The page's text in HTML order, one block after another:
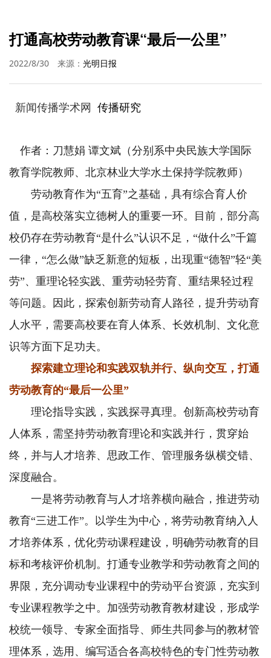
打通高校劳动教育课“最后一公里”
2022/8/30 来源： 光明日报
新闻传播学术网 传播研究
作者：刀慧娟 谭文斌（分别系中央民族大学国际
教育学院教师、北京林业大学水土保持学院教师）
劳动教育作为“五育”之基础，具有综合育人价
值，是高校落实立德树人的重要一环。目前，部分高
校仍存在劳动教育“是什么”认识不足，“做什么”千篇
一律，“怎么做”缺乏新意的短板，出现重“德智”轻“美
劳”、重理论轻实践、重劳动轻劳育、重结果轻过程
等问题。因此，探索创新劳动育人路径，提升劳动育
人水平，需要高校要在育人体系、长效机制、文化意
识等方面下足功夫。
探索建立理论和实践双轨并行、纵向交互，打通
劳动教育的“最后一公里”
理论指导实践，实践探寻真理。创新高校劳动育
人体系，需坚持劳动教育理论和实践并行，贯穿始
终，并与人才培养、思政工作、管理服务纵横交错、
深度融合。
一是将劳动教育与人才培养横向融合，推进劳动
教育“三进工作”。以学生为中心，将劳动教育纳入人
才培养体系，优化劳动课程建设，明确劳动教育的目
标和考核评价机制。打通专业教学和劳动教育之间的
界限，充分调动专业课程中的劳动平台资源，充实到
专业课程教学之中。加强劳动教育教材建设，形成学
校统一领导、专家全面指导、师生共同参与的教材管
理体系，选用、编写适合各高校特色的专门性劳动教